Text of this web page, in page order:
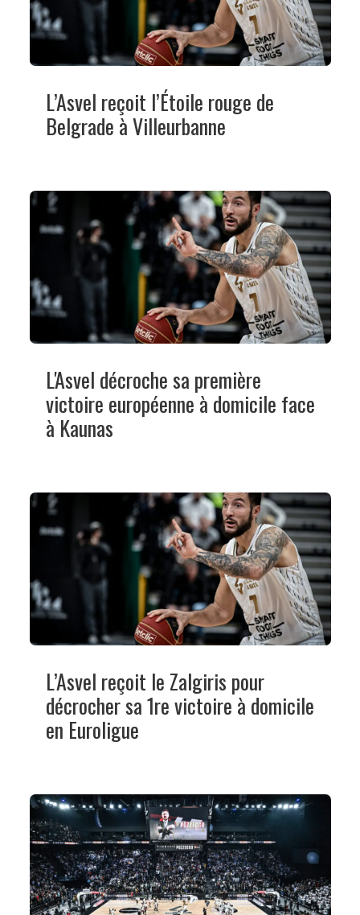
L’Asvel reçoit l’Étoile rouge de
Belgrade à Villeurbanne
L'Asvel décroche sa première
victoire européenne à domicile face
à Kaunas
L’Asvel reçoit le Zalgiris pour
décrocher sa 1re victoire à domicile
en Euroligue